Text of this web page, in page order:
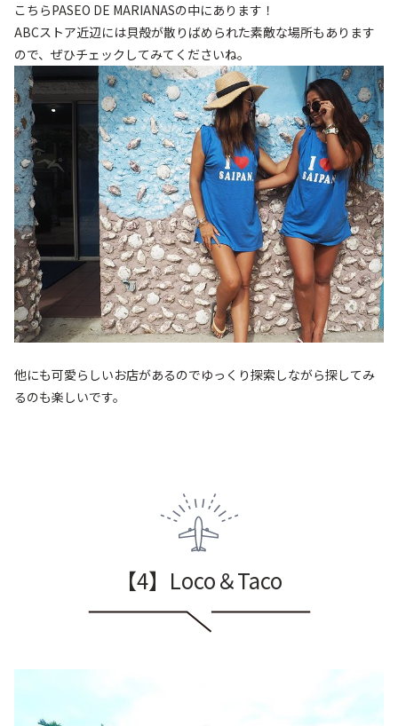
こちらPASEO DE MARIANASの中にあります！
ABCストア近辺には貝殻が散りばめられた素敵な場所もあります
ので、ぜひチェックしてみてくださいね。
他にも可愛らしいお店があるのでゆっくり探索しながら探してみ
るのも楽しいです。
【4】Loco＆Taco